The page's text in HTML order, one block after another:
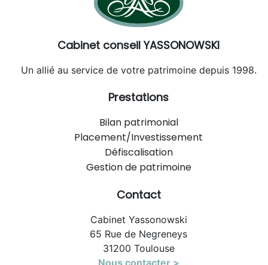
Cabinet conseil YASSONOWSKI
Un allié au service de votre patrimoine depuis 1998.
Prestations
Bilan patrimonial
Placement/Investissement
Défiscalisation
Gestion de patrimoine
Contact
Cabinet Yassonowski
65 Rue de Negreneys
31200 Toulouse
Nous contacter >